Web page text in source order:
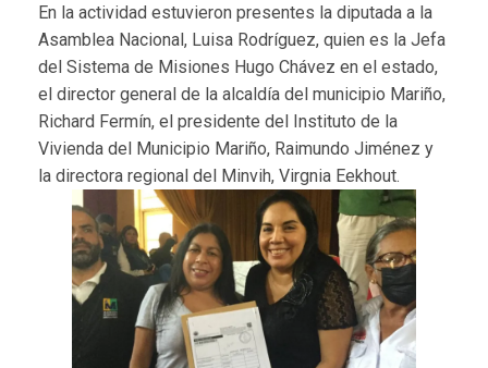
En la actividad estuvieron presentes la diputada a la
Asamblea Nacional, Luisa Rodríguez, quien es la Jefa
del Sistema de Misiones Hugo Chávez en el estado,
el director general de la alcaldía del municipio Mariño,
Richard Fermín, el presidente del Instituto de la
Vivienda del Municipio Mariño, Raimundo Jiménez y
la directora regional del Minvih, Virgnia Eekhout.